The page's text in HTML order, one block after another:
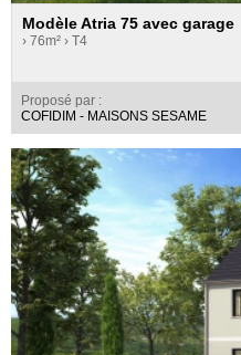
Modèle Atria 75 avec garage
› 76m² › T4
Proposé par :
COFIDIM - MAISONS SESAME